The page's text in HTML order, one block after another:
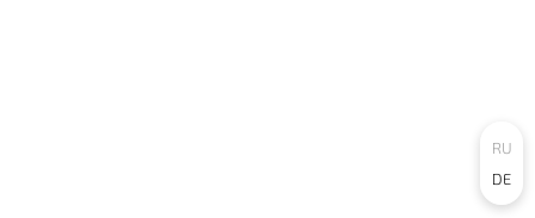
RU
DE